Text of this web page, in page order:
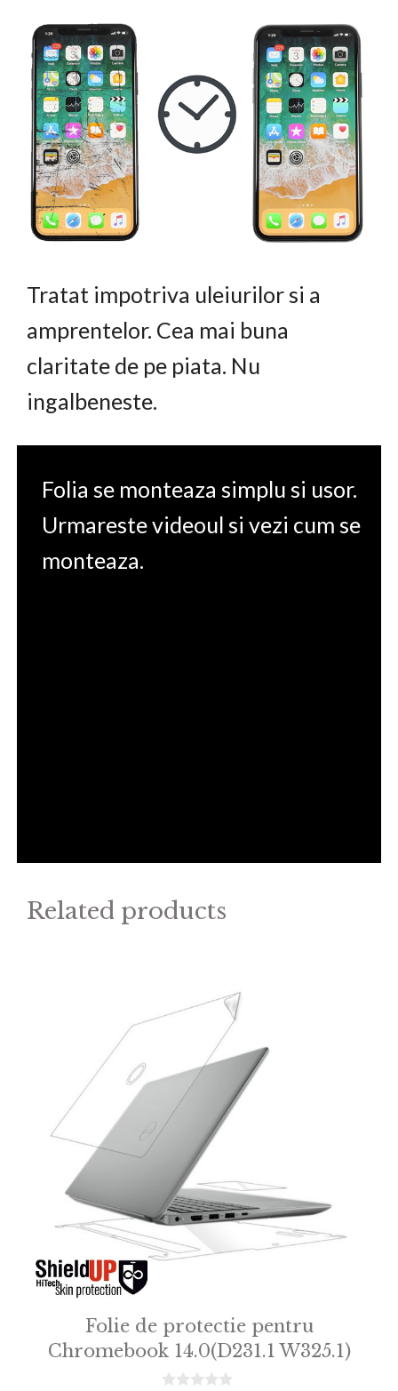
Tratat impotriva uleiurilor si a
amprentelor. Cea mai buna
claritate de pe piata. Nu
ingalbeneste.
Folia se monteaza simplu si usor.
Urmareste videoul si vezi cum se
monteaza.
Related products
Folie de protectie pentru
Chromebook 14.0(D231.1 W325.1)